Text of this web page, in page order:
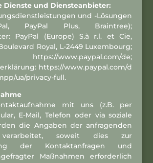
Dienste und Diensteanbieter:
und -Lösungen
PayPal Plus, Braintree);
PayPal (Europe) S.à r.l. et Cie,
Boulevard Royal, L-2449 Luxembourg;
www.paypal.com/de;
https://www.paypal.com/d
ua/privacy-full.
mit uns (z.B. per
E-Mail, Telefon oder via soziale
die Angaben der anfragenden
verarbeitet, soweit dies zur
der Kontaktanfragen und
Maßnahmen erforderlich